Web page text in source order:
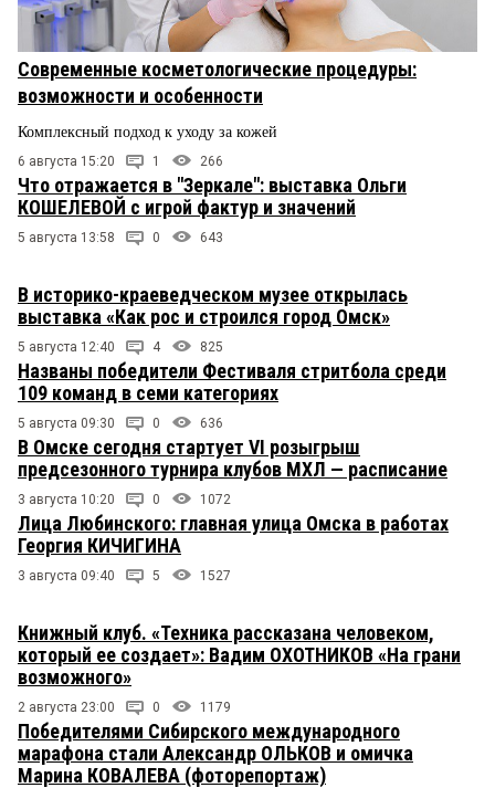
Современные косметологические процедуры:
возможности и особенности
Комплексный подход к уходу за кожей
6 августа 15:20 1 266
Что отражается в "Зеркале": выставка Ольги
КОШЕЛЕВОЙ с игрой фактур и значений
5 августа 13:58 0 643
В историко-краеведческом музее открылась
выставка «Как рос и строился город Омск»
5 августа 12:40 4 825
Названы победители Фестиваля стритбола среди
109 команд в семи категориях
5 августа 09:30 0 636
В Омске сегодня стартует VI розыгрыш
предсезонного турнира клубов МХЛ — расписание
3 августа 10:20 0 1072
Лица Любинского: главная улица Омска в работах
Георгия КИЧИГИНА
3 августа 09:40 5 1527
Книжный клуб. «Техника рассказана человеком,
который ее создает»: Вадим ОХОТНИКОВ «На грани
возможного»
2 августа 23:00 0 1179
Победителями Сибирского международного
марафона стали Александр ОЛЬКОВ и омичка
Марина КОВАЛЕВА (фоторепортаж)